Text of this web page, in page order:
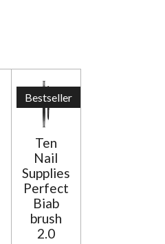
Bestseller
Ten
Nail
Supplies
Perfect
Biab
brush
2.0